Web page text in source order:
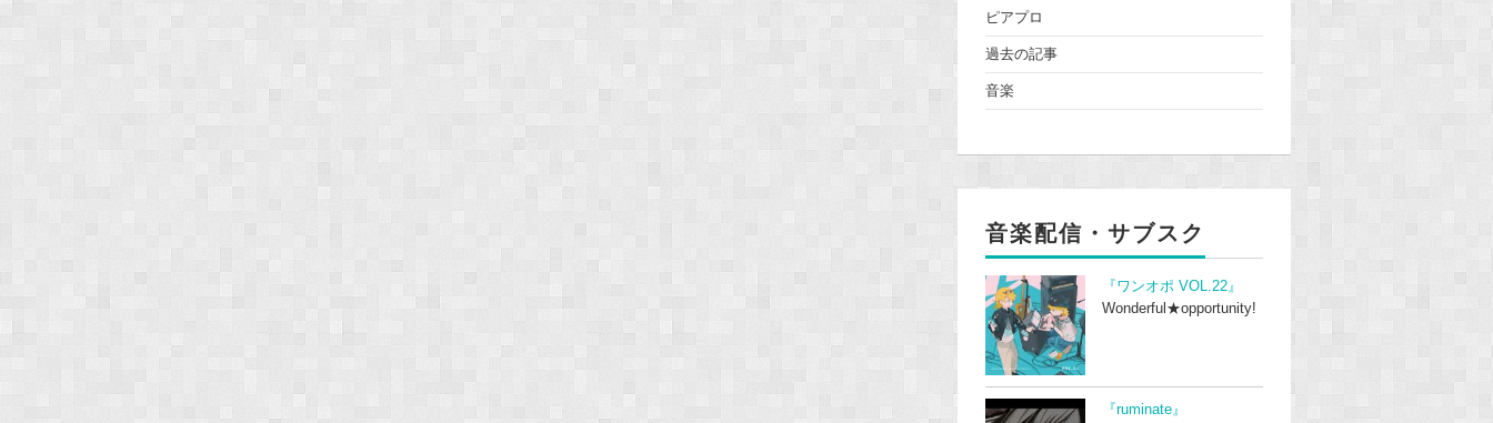
ピアプロ
過去の記事
音楽
音楽配信・サブスク
『ワンオポ VOL.22』
Wonderful★opportunity!
『ruminate』